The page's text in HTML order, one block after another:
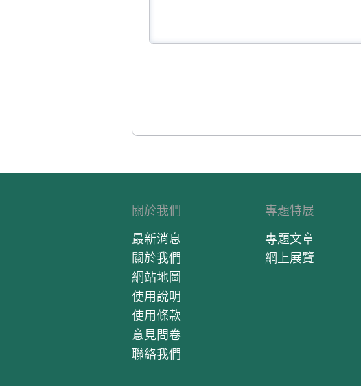
關於我們
最新消息
關於我們
網站地圖
使用說明
使用條款
意見問卷
聯絡我們
專題特展
專題文章
網上展覽